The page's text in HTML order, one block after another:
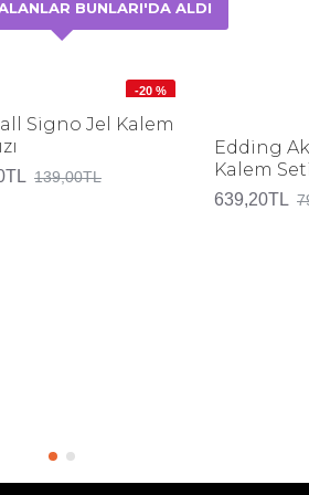
BUNLARI'DA ALDI
-20 %
Signo Jel Kalem
139,00TL
Edding
Kalem
639,20TL